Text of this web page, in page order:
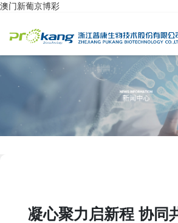
澳门新葡京博彩
凝心聚力启新程 协同